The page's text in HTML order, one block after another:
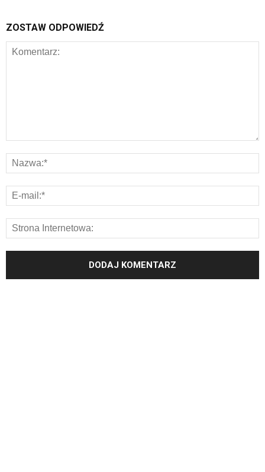
ZOSTAW ODPOWIEDŹ